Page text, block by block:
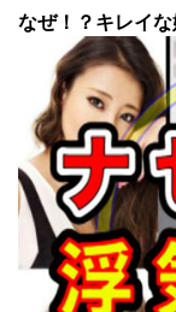
なぜ！？キレイ